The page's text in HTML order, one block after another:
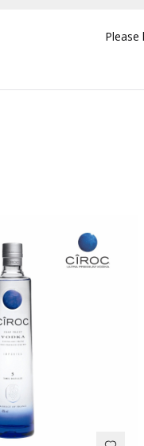
Please